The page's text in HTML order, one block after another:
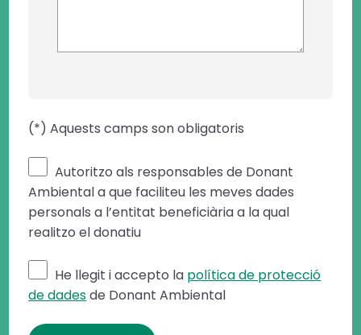
(*) Aquests camps son obligatoris
Autoritzo als responsables de Donant
Ambiental a que faciliteu les meves dades
personals a l’entitat beneficiària a la qual
realitzo el donatiu
He llegit i accepto la política de protecció
de dadesde Donant Ambiental